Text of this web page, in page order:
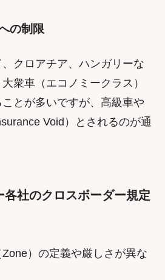
の制限
クロアチア、ハンガリーな
衆車（エコノミークラス）
とが多いですが、高級車や
Void）とされるのが通
各社のクロスボーダー規定
）の定義や厳しさが異な